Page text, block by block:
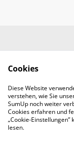
Cookies
Diese Website
verstehen, wie Sie
SumUp noch weiter
Cookies erfahren und
„Cookie-Einstellungen”
lesen.